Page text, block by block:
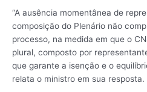
“A ausência momentânea de
composição do Plenário não
processo, na medida em que o
plural, composto por
que garante a isenção e o
relata o ministro em sua resposta.